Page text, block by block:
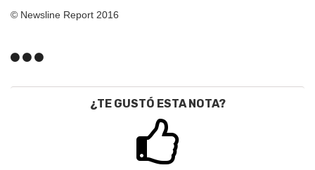
© Newsline Report 2016
¿TE GUSTÓ ESTA NOTA?